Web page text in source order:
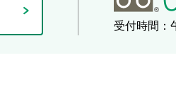
受付時間：